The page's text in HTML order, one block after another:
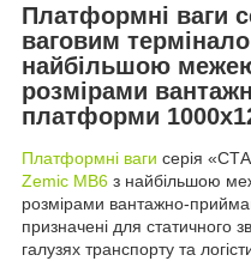
Платформні ваги
ваговим
найбільшою межею
розмірами
платформи
Платформні ваги серія
Zemic MB6 з найбільшою
розмірами вантажно-
призначені для статичного
галузях транспорту та